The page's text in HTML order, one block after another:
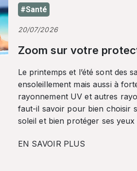
#Santé
20/07/2026
Zoom sur votre
Le printemps et l’été sont des
ensoleillement mais aussi à
rayonnement UV et autres
faut-il savoir pour bien choisir
soleil et bien protéger ses yeux
EN SAVOIR PLUS